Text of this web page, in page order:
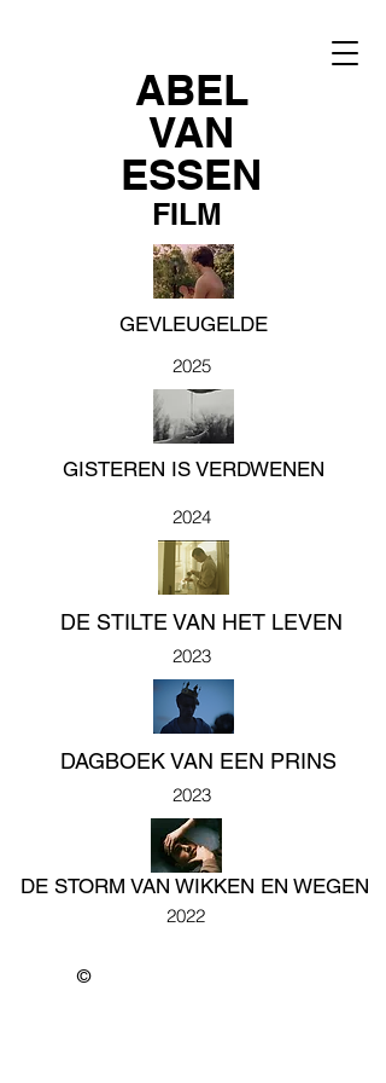
ABEL
VAN
ESSEN
FILM
GEVLEUGELDE
2025
GISTEREN IS VERDWENEN
2024
DE STILTE VAN HET LEVEN
2023
DAGBOEK VAN EEN PRINS
2023
DE STORM VAN WIKKEN EN WEGEN
2022
©